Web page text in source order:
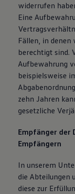
widerrufen
Eine
Fällen, in
berechtigt sind.
Aufbewahrung
beispielsweise
zehn Jahren
gesetzliche
Empfänger der
Empfängern
In unserem
die Abteilungen
diese zur